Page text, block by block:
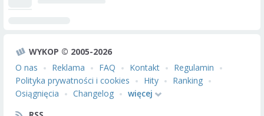
WYKOP © 2005-2026
O nas
Reklama FAQ Kontakt
Regulamin
Polityka prywatności i cookies
Hity
Ranking
Osiągnięcia
Changelog
więcej